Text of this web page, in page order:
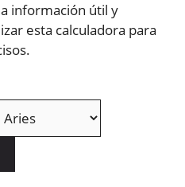
información útil y
esta calculadora para